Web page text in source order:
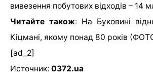
вивезення побутових відходів – 14
Читайте також: На Буковині
Кіцмані, якому понад 80 років
[ad_2]
Источник: 0372.ua